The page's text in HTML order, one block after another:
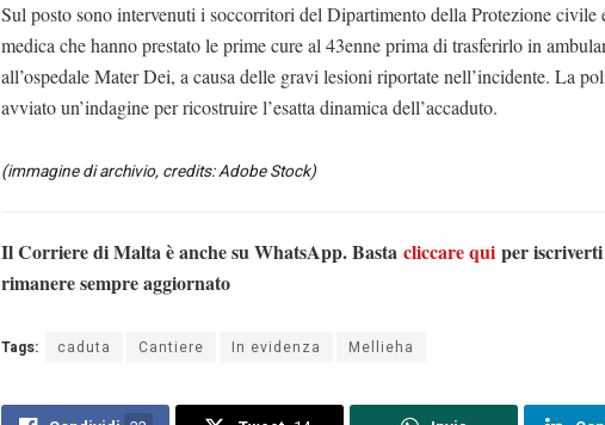
Sul posto sono intervenuti i soccorritori del Dipartimento della Protezione civile
medica che hanno prestato le prime cure al 43enne prima di trasferirlo in
all’ospedale Mater Dei, a causa delle gravi lesioni riportate nell’incidente. La
avviato un’indagine per ricostruire l’esatta dinamica dell’accaduto.
(immagine di archivio, credits: Adobe Stock)
Il Corriere di Malta è anche su WhatsApp. Basta cliccare qui per
rimanere sempre aggiornato
Tags: caduta Cantiere In evidenza Mellieha